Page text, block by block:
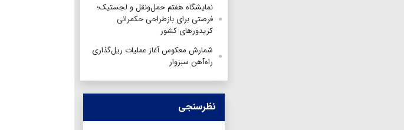
نمایشگاه هفتم حمل‌ونقل و لجستیک؛
فرصتی برای بازطراحی حکمرانی
کریدورهای کشور
شمارش معکوس آغاز عملیات ریل‌گذاری
راه‌آهن سبزوار
نظرسنجی